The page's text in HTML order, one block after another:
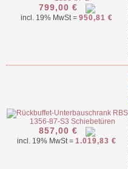
799,00 €
incl. 19% MwSt = 950,81 €
857,00 €
incl. 19% MwSt = 1.019,83 €